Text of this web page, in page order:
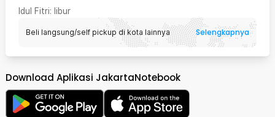
Idul Fitri: libur
Beli langsung/self pickup di kota lainnya Selengkapnya
Download Aplikasi JakartaNotebook